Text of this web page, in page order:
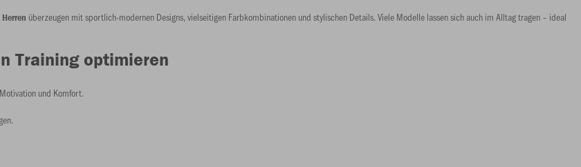
überzeugen mit sportlich-modernen Designs, vielseitigen Farbkombinationen und stylischen Details. Viele Modelle lassen sich auch im Alltag tragen – ideal
Training optimieren
und Komfort.